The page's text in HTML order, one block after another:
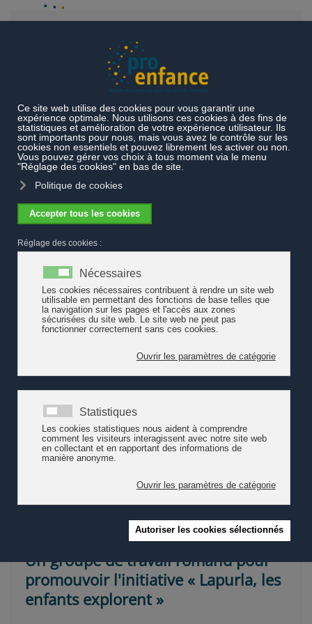
Prestations particulières
enfants explorent
3ème conférence nationale Lapurla
3ème conférence nationale Lapurla
porte sur la qualité. Au programme
notamment, des témoignages des groupes
régionaux dont une intervention de la Suisse romande. Les
premiers awards Lapurla seront également remis à cette
Gratuit, sur inscription.
Programme et inscription
Éveil esthétique et participation
culturelle dès le plus jeune âge
La publication thématique « Éveil esthétique et participation
culturelle dès le plus jeune âge » (Kraus, Ferretti, 2019)
approfondit le Cadre d’orientation en abordant de manière
interdisciplinaire les aspects et les éléments constitutifs de
l’encou…
Un groupe de travail romand pour
promouvoir l'initiative « Lapurla, les
enfants explorent »